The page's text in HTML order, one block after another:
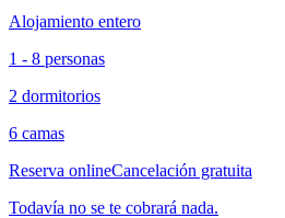
Alojamiento entero
1 - 8 personas
2 dormitorios
6 camas
Reserva onlineCancelación gratuita
Todavía no se te cobrará nada.